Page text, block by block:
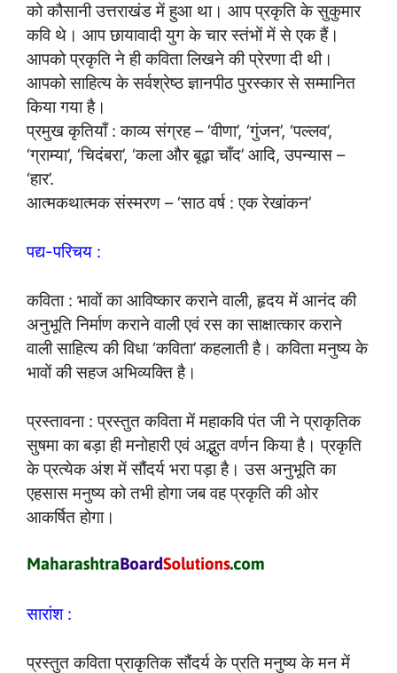
को कौसानी उत्तराखंड में हुआ था। आप प्रकृति के सुकुमार
कवि थे। आप छायावादी युग के चार स्तंभों में से एक हैं।
आपको प्रकृति ने ही कविता लिखने की प्रेरणा दी थी।
आपको साहित्य के सर्वश्रेष्ठ ज्ञानपीठ पुरस्कार से सम्मानित
किया गया है।
प्रमुख कृतियाँ : काव्य संग्रह – ‘वीणा’, ‘गुंजन’, ‘पल्लव’,
‘ग्राम्या’, ‘चिदंबरा’, ‘कला और बूढ़ा चाँद’ आदि, उपन्यास –
‘हार’.
आत्मकथात्मक संस्मरण – ‘साठ वर्ष : एक रेखांकन’
पद्य-परिचय :
कविता : भावों का आविष्कार कराने वाली, हृदय में आनंद की
अनुभूति निर्माण कराने वाली एवं रस का साक्षात्कार कराने
वाली साहित्य की विधा ‘कविता’ कहलाती है। कविता मनुष्य के
भावों की सहज अभिव्यक्ति है।
प्रस्तावना : प्रस्तुत कविता में महाकवि पंत जी ने प्राकृतिक
सुषमा का बड़ा ही मनोहारी एवं अद्भुत वर्णन किया है। प्रकृति
के प्रत्येक अंश में सौंदर्य भरा पड़ा है। उस अनुभूति का
एहसास मनुष्य को तभी होगा जब वह प्रकृति की ओर
आकर्षित होगा।
सारांश :
प्रस्तुत कविता प्राकृतिक सौंदर्य के प्रति मनुष्य के मन में